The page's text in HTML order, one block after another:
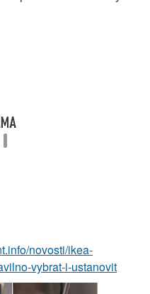
novosti/ikea-
vybrat-i-ustanovit